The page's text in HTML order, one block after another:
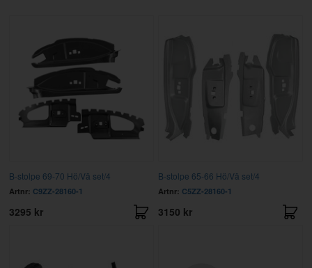
B-stolpe 69-70 Hö/Vä set/4
Artnr: C9ZZ-28160-1
3295 kr
B-stolpe 65-66 Hö/Vä set/4
Artnr: C5ZZ-28160-1
3150 kr